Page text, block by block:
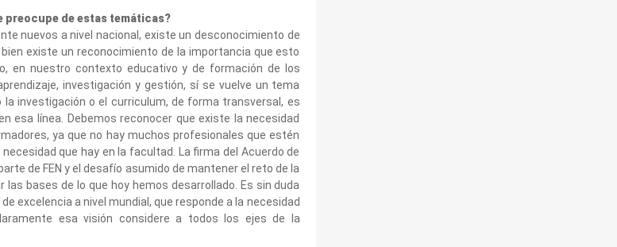
preocupe de estas temáticas?
nuevos a nivel nacional, existe un desconocimiento de
existe un reconocimiento de la importancia que esto
en nuestro contexto educativo y de formación de los
investigación y gestión, sí se vuelve un tema
investigación o el curriculum, de forma transversal, es
esa línea. Debemos reconocer que existe la necesidad
ya que no hay muchos profesionales que estén
que hay en la facultad. La firma del Acuerdo de
de FEN y el desafío asumido de mantener el reto de la
bases de lo que hoy hemos desarrollado. Es sin duda
excelencia a nivel mundial, que responde a la necesidad
esa visión considere a todos los ejes de la